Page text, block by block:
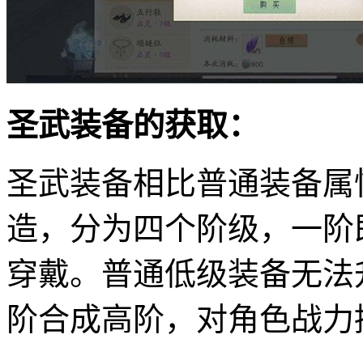
圣武装备的获取：
圣武装备相比普通装备
造，分为四个阶级，一
穿戴。普通低级装备无
阶合成高阶，对角色战